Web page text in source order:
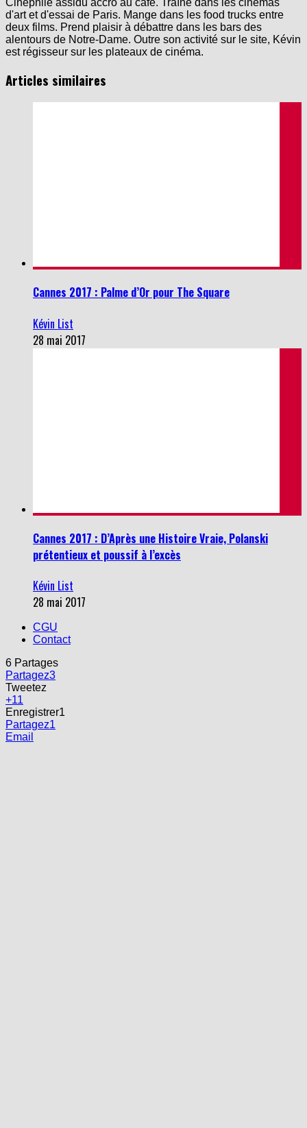
d'art et d'essai de Paris. Mange dans les food trucks entre
deux films. Prend plaisir à débattre dans les bars des
alentours de Notre-Dame. Outre son activité sur le site, Kévin
est régisseur sur les plateaux de cinéma.
Articles similaires
Cannes 2017 : Palme d’Or pour The Square
Kévin List
28 mai 2017
Cannes 2017 : D’Après une Histoire Vraie, Polanski
prétentieux et poussif à l’excès
Kévin List
28 mai 2017
CGU
Contact
6 Partages
Partagez3
Tweetez
+11
Enregistrer1
Partagez1
Email